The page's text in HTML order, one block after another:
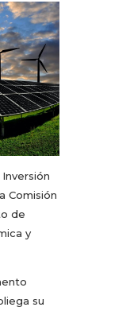
Comisión
de
y
su